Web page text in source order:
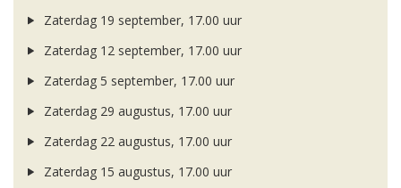
Zaterdag 19 september, 17.00 uur
Zaterdag 12 september, 17.00 uur
Zaterdag 5 september, 17.00 uur
Zaterdag 29 augustus, 17.00 uur
Zaterdag 22 augustus, 17.00 uur
Zaterdag 15 augustus, 17.00 uur